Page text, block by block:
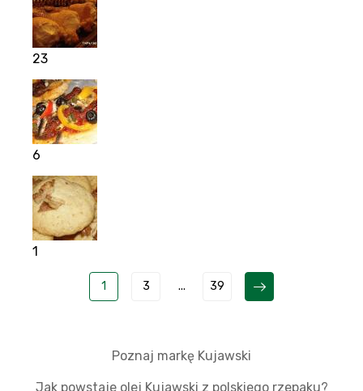
23
6
1
1 3 ... 39
Poznaj markę Kujawski
Jak powstaje olej Kujawski z polskiego rzepaku?